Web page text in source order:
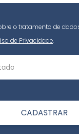
o tratamento de
de Privacidade.